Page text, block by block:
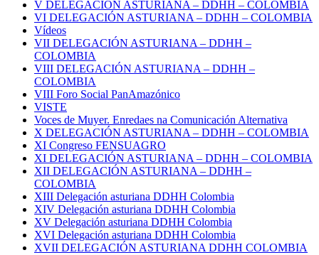
V DELEGACIÓN ASTURIANA – DDHH – COLOMBIA
VI DELEGACIÓN ASTURIANA – DDHH – COLOMBIA
Vídeos
VII DELEGACIÓN ASTURIANA – DDHH –
COLOMBIA
VIII DELEGACIÓN ASTURIANA – DDHH –
COLOMBIA
VIII Foro Social PanAmazónico
VISTE
Voces de Muyer. Enredaes na Comunicación Alternativa
X DELEGACIÓN ASTURIANA – DDHH – COLOMBIA
XI Congreso FENSUAGRO
XI DELEGACIÓN ASTURIANA – DDHH – COLOMBIA
XII DELEGACIÓN ASTURIANA – DDHH –
COLOMBIA
XIII Delegación asturiana DDHH Colombia
XIV Delegación asturiana DDHH Colombia
XV Delegación asturiana DDHH Colombia
XVI Delegación asturiana DDHH Colombia
XVII DELEGACIÓN ASTURIANA DDHH COLOMBIA